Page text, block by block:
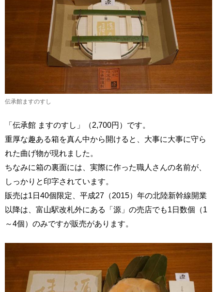
伝承館ますのすし
「伝承館 ますのすし」（2,700円）です。
重厚な趣ある箱を真ん中から開けると、大事に大事に守ら
れた曲げ物が現れました。
ちなみに箱の裏面には、実際に作った職人さんの名前が、
しっかりと印字されています。
販売は1日40個限定、平成27（2015）年の北陸新幹線開業
以降は、富山駅改札外にある「源」の売店でも1日数個（1
～4個）のみですが販売があります。